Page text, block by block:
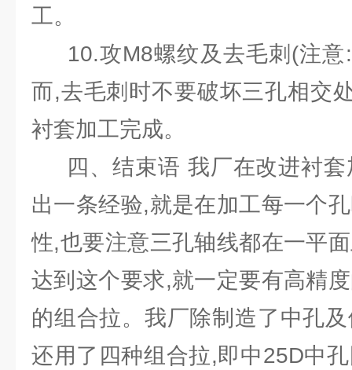
工。
10.攻M8螺纹及去毛刺(注意:
而,去毛刺时不要破坏三孔相交
衬套加工完成。
四、结束语 我厂在改进衬套
出一条经验,就是在加工每一个
性,也要注意三孔轴线都在一平
达到这个要求,就一定要有高精
的组合拉。我厂除制造了中孔
还用了四种组合拉,即中25D中